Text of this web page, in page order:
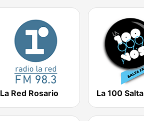
La Red Rosario La 100 Salta